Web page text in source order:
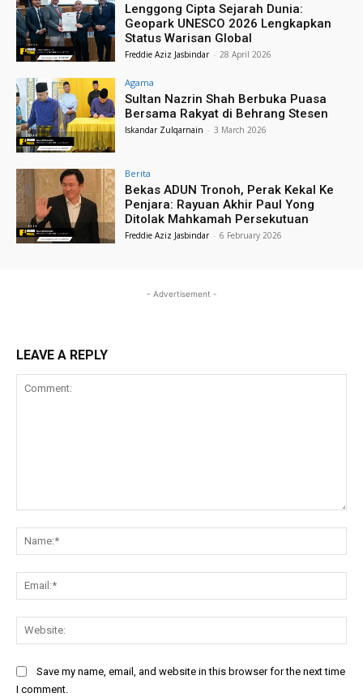
Lenggong Cipta Sejarah Dunia:
Geopark UNESCO 2026 Lengkapkan
Status Warisan Global
Freddie Aziz Jasbindar - 28 April 2026
Agama
Sultan Nazrin Shah Berbuka Puasa
Bersama Rakyat di Behrang Stesen
Iskandar Zulqarnain - 3 March 2026
Berita
Bekas ADUN Tronoh, Perak Kekal Ke
Penjara: Rayuan Akhir Paul Yong
Ditolak Mahkamah Persekutuan
Freddie Aziz Jasbindar - 6 February 2026
- Advertisement -
LEAVE A REPLY
Save my name, email, and website in this browser for the next time
I comment.